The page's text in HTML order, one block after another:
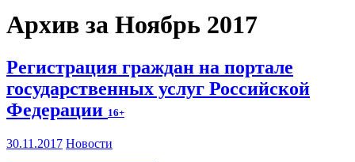
Архив за Ноябрь 2017
Регистрация граждан на портале
государственных услуг Российской
Федерации 16+
30.11.2017 Новости